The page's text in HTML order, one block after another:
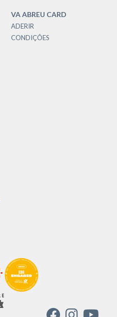
VA ABREU CARD
ADERIR
CONDIÇÕES